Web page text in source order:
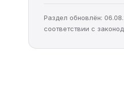
Раздел обновлён:
соответствии с